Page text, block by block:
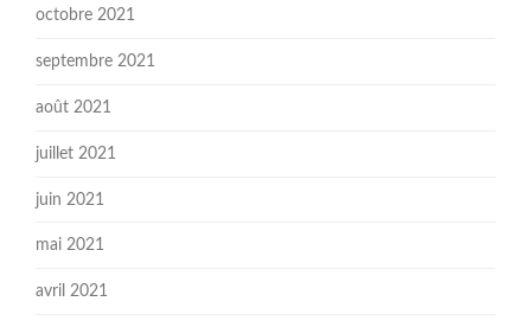
octobre 2021
septembre 2021
août 2021
juillet 2021
juin 2021
mai 2021
avril 2021